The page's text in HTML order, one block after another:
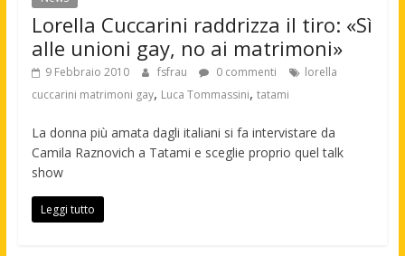
Lorella Cuccarini raddrizza il tiro: «Sì
alle unioni gay, no ai matrimoni»
9 Febbraio 2010 fsfrau 0 commenti
lorella
cuccarini matrimoni gay, Luca Tommassini, tatami
La donna più amata dagli italiani si fa intervistare da
Camila Raznovich a Tatami e sceglie proprio quel talk
show
Leggi tutto